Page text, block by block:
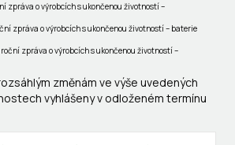
zpráva o výrobcích s ukončenou životností –
zpráva o výrobcích s ukončenou životností – baterie
roční zpráva o výrobcích s ukončenou životností –
změnám ve výše uvedených
vyhlášeny v odloženém termínu